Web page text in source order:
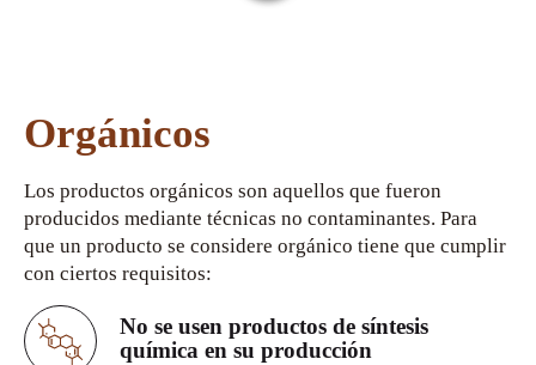
Orgánicos
Los productos orgánicos son aquellos que fueron
producidos mediante técnicas no contaminantes. Para
que un producto se considere orgánico tiene que cumplir
con ciertos requisitos:
No se usen productos de síntesis
química en su producción